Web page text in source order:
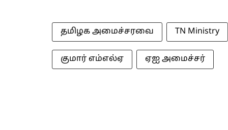
தமிழக அமைச்சரவை TN Ministry
குமார் எம்எல்ஏ ஏஐ அமைச்சர்